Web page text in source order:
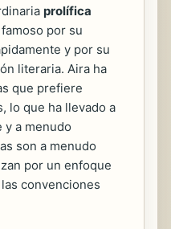
prolífica
por su
y por su
literaria. Aira ha
que prefiere
lo que ha llevado a
y a menudo
son a menudo
por un enfoque
convenciones